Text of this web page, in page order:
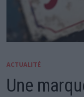
ACTUALITÉ
Une